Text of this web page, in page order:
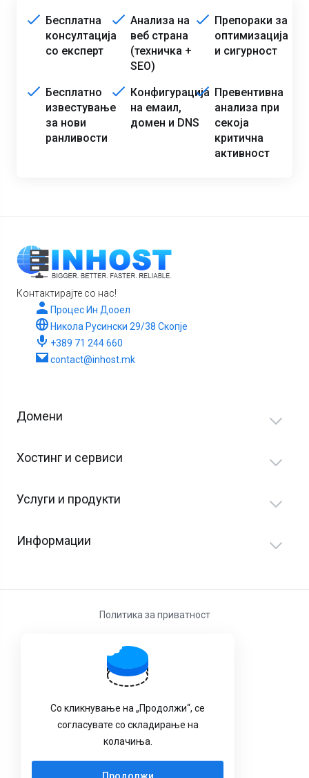
Бесплатна
консултација
со експерт
Анализа на
веб страна
(техничка +
SEO)
Препораки за
оптимизација
и сигурност
Бесплатно
известување
за нови
ранливости
Конфигурација
на емаил,
домен и DNS
Превентивна
анализа при
секоја
критична
активност
Контактирајте со нас!
Процес Ин Дооел
Никола Русински 29/38 Скопје
+389 71 244 660
contact@inhost.mk
Домени
Хостинг и сервиси
Услуги и продукти
Информации
Политика за приватност
Со кликнување на „Продолжи“, се
согласувате со складирање на
колачиња.